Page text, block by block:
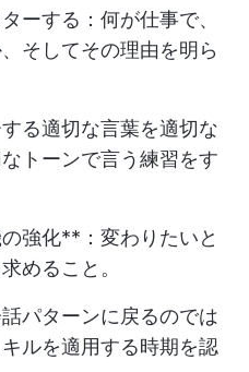
ーする：何が仕事で、
そしてその理由を明ら
る適切な言葉を適切な
トーンで言う練習をす
強化**：変わりたいと
めること。
話パターンに戻るのでは
ルを適用する時期を認